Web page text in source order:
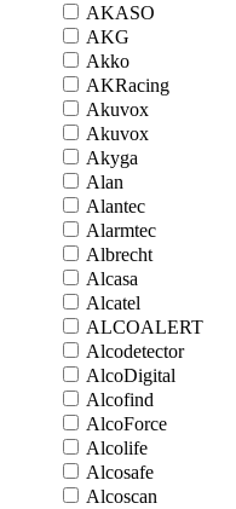
AKASO
AKG
Akko
AKRacing
Akuvox
Akuvox
Akyga
Alan
Alantec
Alarmtec
Albrecht
Alcasa
Alcatel
ALCOALERT
Alcodetector
AlcoDigital
Alcofind
AlcoForce
Alcolife
Alcosafe
Alcoscan